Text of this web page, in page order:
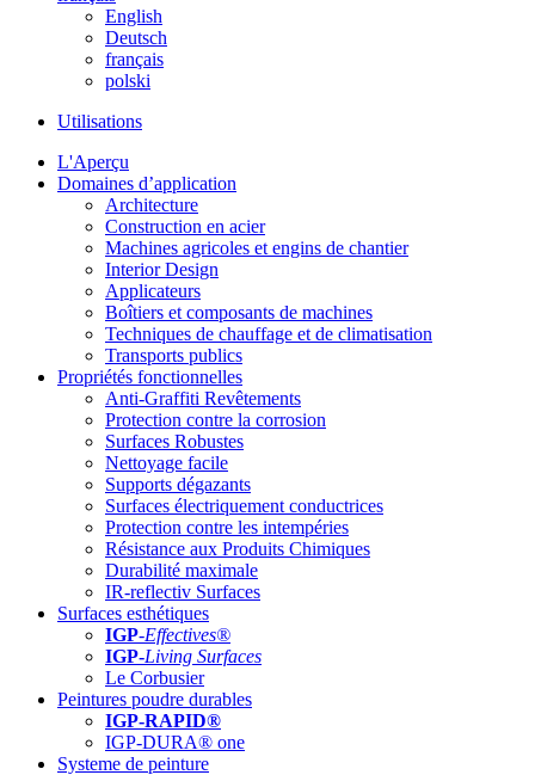
English
Deutsch
français
polski
Utilisations
L'Aperçu
Domaines d’application
Architecture
Construction en acier
Machines agricoles et engins de chantier
Interior Design
Applicateurs
Boîtiers et composants de machines
Techniques de chauffage et de climatisation
Transports publics
Propriétés fonctionnelles
Anti-Graffiti Revêtements
Protection contre la corrosion
Surfaces Robustes
Nettoyage facile
Supports dégazants
Surfaces électriquement conductrices
Protection contre les intempéries
Résistance aux Produits Chimiques
Durabilité maximale
IR-reflectiv Surfaces
Surfaces esthétiques
IGP-Effectives®
IGP-Living Surfaces
Le Corbusier
Peintures poudre durables
IGP-RAPID®
IGP-DURA® one
Systeme de peinture